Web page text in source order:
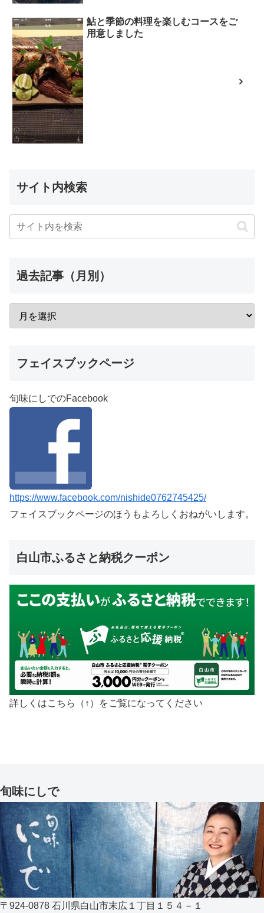
鮎と季節の料理を楽しむコースをご
用意しました
サイト内検索
過去記事（月別）
フェイスブックページ
旬味にしでのFacebook
https://www.facebook.com/nishide0762745425/
フェイスブックページのほうもよろしくおねがいします。
白山市ふるさと納税クーポン
詳しくはこちら（↑）をご覧になってください
旬味にしで
〒924-0878 石川県白山市末広１丁目１５４－１